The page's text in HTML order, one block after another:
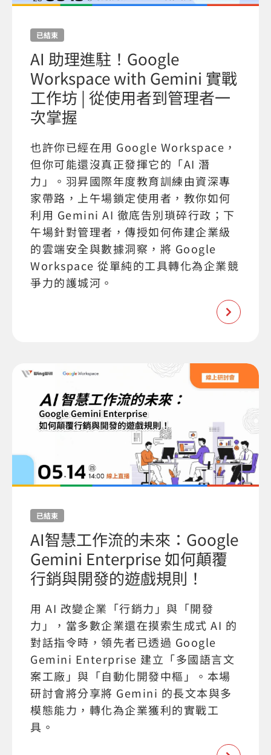
已結束
AI 助理進駐！Google
Workspace with Gemini 實戰
工作坊 | 從使用者到管理者一
次掌握
也許你已經在用 Google Workspace，
但你可能還沒真正發揮它的「AI 潛
力」。羽昇國際年度教育訓練由資深專
家帶路，上午場鎖定使用者，教你如何
利用 Gemini AI 徹底告別瑣碎行政；下
午場針對管理者，傳授如何佈建企業級
的雲端安全與數據洞察，將 Google
Workspace 從單純的工具轉化為企業競
爭力的護城河。
已結束
AI智慧工作流的未來：Google
Gemini Enterprise 如何顛覆
行銷與開發的遊戲規則！
用 AI 改變企業「行銷力」與「開發
力」，當多數企業還在摸索生成式 AI 的
對話指令時，領先者已透過 Google
Gemini Enterprise 建立「多國語言文
案工廠」與「自動化開發中樞」。本場
研討會將分享將 Gemini 的長文本與多
模態能力，轉化為企業獲利的實戰工
具。